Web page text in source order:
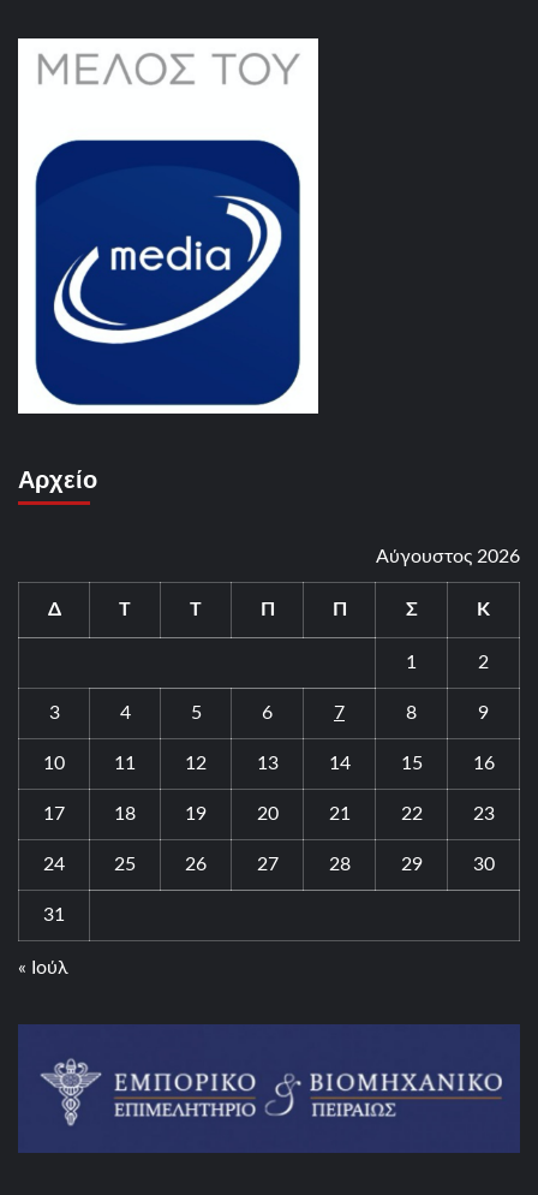
Αρχείο
Αύγουστος 2026
Δ Τ Τ Π Π Σ Κ
1 2
3 4 5 6 7 8 9
10 11 12 13 14 15 16
17 18 19 20 21 22 23
24 25 26 27 28 29 30
31
« Ιούλ